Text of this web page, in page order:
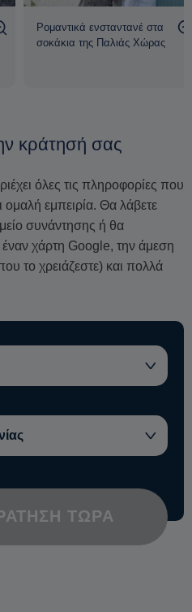
Ρομαντικά ενσταντανέ στα
σοκάκια της Παλιάς Χώρας
κράτησή σας
όλες τις πληροφορίες που
ομαλή εμπειρία. Θα λάβετε
συνάντησης ή θα
χάρτη Google, την άμεση
το χρειάζεστε) και πολλά
ΤΏΡΑ